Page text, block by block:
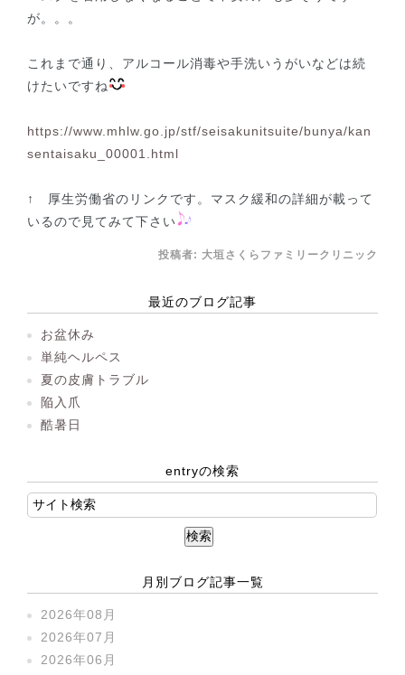
が。。。
これまで通り、アルコール消毒や手洗いうがいなどは続
けたいですね
https://www.mhlw.go.jp/stf/seisakunitsuite/bunya/kan
sentaisaku_00001.html
↑ 厚生労働省のリンクです。マスク緩和の詳細が載って
いるので見てみて下さい
投稿者: 大垣さくらファミリークリニック
最近のブログ記事
お盆休み
単純ヘルペス
夏の皮膚トラブル
陥入爪
酷暑日
entryの検索
月別ブログ記事一覧
2026年08月
2026年07月
2026年06月